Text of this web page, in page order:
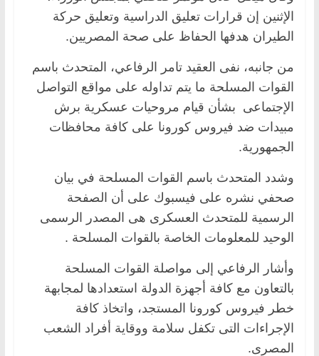
الإثنين إن قرارات تعليق الدراسية وتعليق حركة
الطيران هدفها الحفاظ على صحة المصريين.
من جانبه، نفى العقيد تامر الرفاعي، المتحدث باسم
القوات المسلحة ما يتم تداوله على مواقع التواصل
الإجتماعى بشأن قيام مروحيات عسكرية برش
مبيدات ضد فيروس كورونا على كافة محافظات
الجمهورية.
وشدد المتحدث باسم القوات المسلحة في بيان
صحفي نشره على فيسبوك على أن الصفحة
الرسمية للمتحدث العسكرى هى المصدر الرسمى
الوحيد للمعلومات الخاصة بالقوات المسلحة .
وأشار الرفاعي إلى مواصلة القوات المسلحة
بالتعاون مع كافة أجهزة الدولة استعدادها لمجابهة
خطر فيروس كورونا المستجد، واتخاذ كافة
الإجراءات التى تكفل سلامة ووقاية أفراد الشعب
المصرى.